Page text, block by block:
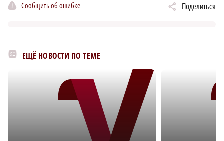
Сообщить об ошибке Поделиться
ЕЩЁ НОВОСТИ ПО ТЕМЕ